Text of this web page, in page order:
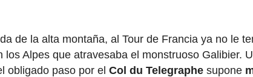
de la alta montaña, al Tour de Francia ya no le
los Alpes que atravesaba el monstruoso Galibier.
obligado paso por el Col du Telegraphe supone